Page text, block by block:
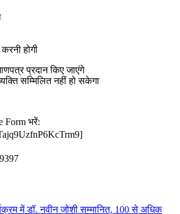
होगी
प्रदान किए जाएंगे
सम्मिलित नहीं हो सकेगा
Form भरें:
में डॉ. नवीन जोशी सम्मानित, 100 से अधिक